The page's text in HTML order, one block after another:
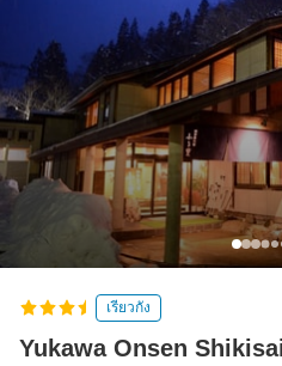
เรียวกัง
Yukawa Onsen